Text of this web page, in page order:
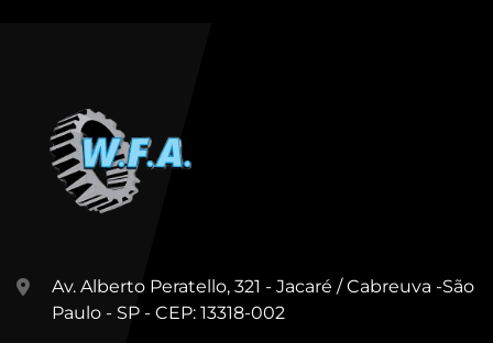
Av. Alberto Peratello, 321 - Jacaré / Cabreuva -São
Paulo - SP - CEP: 13318-002